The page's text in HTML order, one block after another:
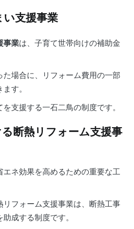
支援事業
事業は、子育て世帯向けの補助金
た場合に、リフォーム費用の一部
す。
支援する一石二鳥の制度です。
断熱リフォーム支援事
エネ効果を高めるための重要な工
リフォーム支援事業は、断熱工事
成する制度です。